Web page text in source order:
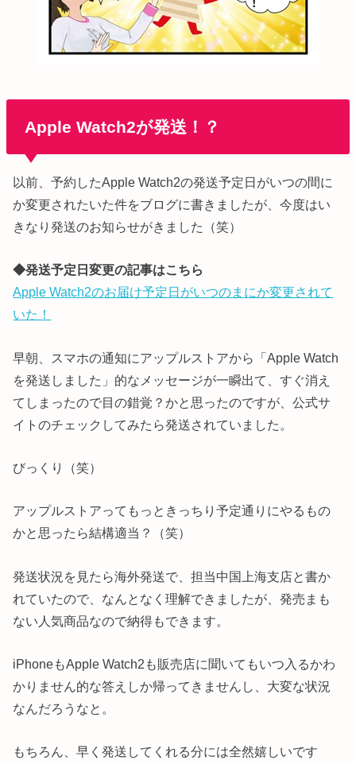
Apple Watch2が発送！？
以前、予約したApple Watch2の発送予定日がいつの間に
か変更されたいた件をブログに書きましたが、今度はい
きなり発送のお知らせがきました（笑）
◆発送予定日変更の記事はこちら
Apple Watch2のお届け予定日がいつのまにか変更されて
いた！
早朝、スマホの通知にアップルストアから「Apple Watch
を発送しました」的なメッセージが一瞬出て、すぐ消え
てしまったので目の錯覚？かと思ったのですが、公式サ
イトのチェックしてみたら発送されていました。
びっくり（笑）
アップルストアってもっときっちり予定通りにやるもの
かと思ったら結構適当？（笑）
発送状況を見たら海外発送で、担当中国上海支店と書か
れていたので、なんとなく理解できましたが、発売まも
ない人気商品なので納得もできます。
iPhoneもApple Watch2も販売店に聞いてもいつ入るかわ
かりません的な答えしか帰ってきませんし、大変な状況
なんだろうなと。
もちろん、早く発送してくれる分には全然嬉しいです